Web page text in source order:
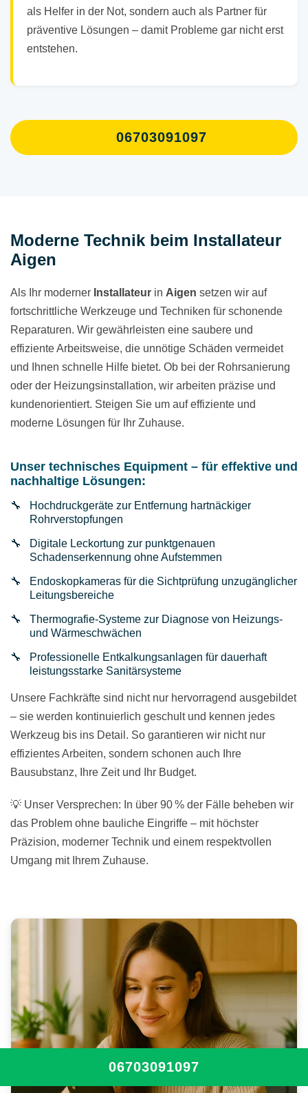
als Helfer in der Not, sondern auch als Partner für
präventive Lösungen – damit Probleme gar nicht erst
entstehen.
06703091097
Moderne Technik beim Installateur
Aigen
Als Ihr moderner Installateur in Aigen setzen wir auf
fortschrittliche Werkzeuge und Techniken für schonende
Reparaturen. Wir gewährleisten eine saubere und
effiziente Arbeitsweise, die unnötige Schäden vermeidet
und Ihnen schnelle Hilfe bietet. Ob bei der Rohrsanierung
oder der Heizungsinstallation, wir arbeiten präzise und
kundenorientiert. Steigen Sie um auf effiziente und
moderne Lösungen für Ihr Zuhause.
Unser technisches Equipment – für effektive und
nachhaltige Lösungen:
Hochdruckgeräte zur Entfernung hartnäckiger
Rohrverstopfungen
Digitale Leckortung zur punktgenauen
Schadenserkennung ohne Aufstemmen
Endoskopkameras für die Sichtprüfung unzugänglicher
Leitungsbereiche
Thermografie-Systeme zur Diagnose von Heizungs-
und Wärmeschwächen
Professionelle Entkalkungsanlagen für dauerhaft
leistungsstarke Sanitärsysteme
Unsere Fachkräfte sind nicht nur hervorragend ausgebildet
– sie werden kontinuierlich geschult und kennen jedes
Werkzeug bis ins Detail. So garantieren wir nicht nur
effizientes Arbeiten, sondern schonen auch Ihre
Bausubstanz, Ihre Zeit und Ihr Budget.
💡 Unser Versprechen: In über 90 % der Fälle beheben wir
das Problem ohne bauliche Eingriffe – mit höchster
Präzision, moderner Technik und einem respektvollen
Umgang mit Ihrem Zuhause.
06703091097